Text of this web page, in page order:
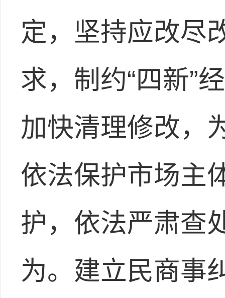
定，坚持应改尽
求，制约“四新”
加快清理修改，
依法保护市场主
护，依法严肃查
为。建立民商事